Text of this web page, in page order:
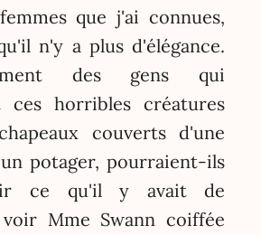
que j'ai connues,
n'y a plus d'élégance.
des gens qui
ces horribles créatures
couverts d'une
potager, pourraient-ils
ce qu'il y avait de
Mme Swann coiffée